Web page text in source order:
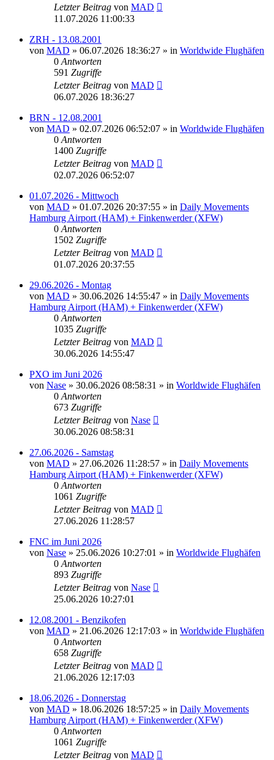
Letzter Beitrag von MAD
11.07.2026 11:00:33
ZRH - 13.08.2001
von MAD » 06.07.2026 18:36:27 » in Worldwide Flughäfen
0 Antworten
591 Zugriffe
Letzter Beitrag von MAD
06.07.2026 18:36:27
BRN - 12.08.2001
von MAD » 02.07.2026 06:52:07 » in Worldwide Flughäfen
0 Antworten
1400 Zugriffe
Letzter Beitrag von MAD
02.07.2026 06:52:07
01.07.2026 - Mittwoch
von MAD » 01.07.2026 20:37:55 » in Daily Movements
Hamburg Airport (HAM) + Finkenwerder (XFW)
0 Antworten
1502 Zugriffe
Letzter Beitrag von MAD
01.07.2026 20:37:55
29.06.2026 - Montag
von MAD » 30.06.2026 14:55:47 » in Daily Movements
Hamburg Airport (HAM) + Finkenwerder (XFW)
0 Antworten
1035 Zugriffe
Letzter Beitrag von MAD
30.06.2026 14:55:47
PXO im Juni 2026
von Nase » 30.06.2026 08:58:31 » in Worldwide Flughäfen
0 Antworten
673 Zugriffe
Letzter Beitrag von Nase
30.06.2026 08:58:31
27.06.2026 - Samstag
von MAD » 27.06.2026 11:28:57 » in Daily Movements
Hamburg Airport (HAM) + Finkenwerder (XFW)
0 Antworten
1061 Zugriffe
Letzter Beitrag von MAD
27.06.2026 11:28:57
FNC im Juni 2026
von Nase » 25.06.2026 10:27:01 » in Worldwide Flughäfen
0 Antworten
893 Zugriffe
Letzter Beitrag von Nase
25.06.2026 10:27:01
12.08.2001 - Benzikofen
von MAD » 21.06.2026 12:17:03 » in Worldwide Flughäfen
0 Antworten
658 Zugriffe
Letzter Beitrag von MAD
21.06.2026 12:17:03
18.06.2026 - Donnerstag
von MAD » 18.06.2026 18:57:25 » in Daily Movements
Hamburg Airport (HAM) + Finkenwerder (XFW)
0 Antworten
1061 Zugriffe
Letzter Beitrag von MAD